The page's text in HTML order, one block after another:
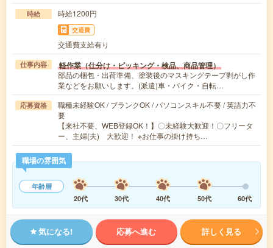
時給 時給1200円
交通費
交通費支給有り
仕事内容 軽作業（仕分け・ピッキング・検品、商品管理）
部品の梱包・出荷準備、塗装後のマスキングテープ剥がし作
業などをお願いします。(派遣)車・バイク・自転…
応募資格
職種未経験OK / ブランクOK / パソコンスキル不要 / 英語力不
要
【来社不要、WEB登録OK！】〇未経験大歓迎！〇フリータ
ー、主婦(夫) 大歓迎！ ※お仕事の掛け持ち…
職場の雰囲気
年齢層
20代
30代 40代 50代 60代
気になる! 応募へ進む 詳しく見る